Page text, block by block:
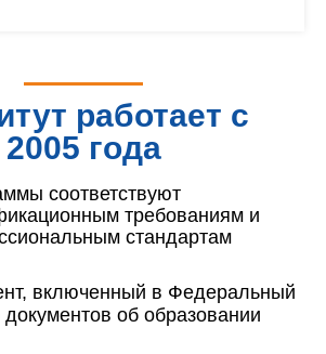
работает с
2005 года
соответствуют
требованиям и
стандартам
включенный в Федеральный
документов об образовании